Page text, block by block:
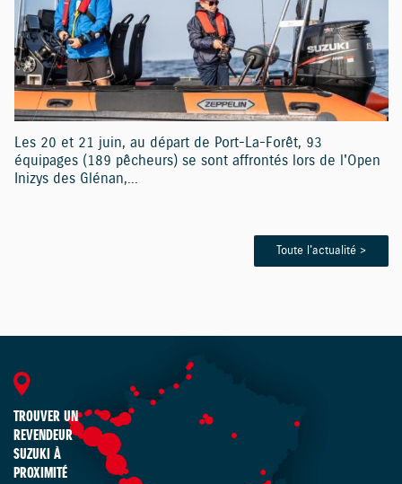
Les 20 et 21 juin, au départ de Port-La-Forêt, 93
équipages (189 pêcheurs) se sont affrontés lors de l'Open
Inizys des Glénan,...
Toute l'actualité >
TROUVER UN
REVENDEUR
SUZUKI À
PROXIMITÉ